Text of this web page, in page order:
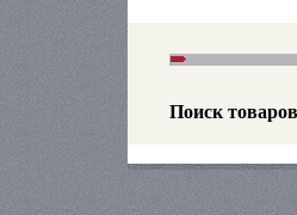
Поиск